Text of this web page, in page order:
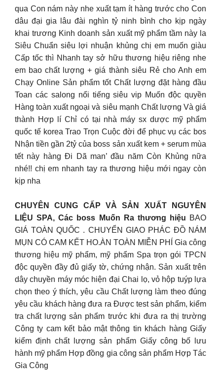
qua Con nám này nhe xuất tạm ít hàng trước cho Con
dâu đại gia lâu đài nghìn tỷ ninh bình cho kịp ngày
khai trương Kinh doanh sản xuất mỹ phẩm tầm này la
Siêu Chuẩn siêu lợi nhuận khủng chị em muốn giàu
Cấp tốc thì Nhanh tay sở hữu thương hiệu riêng nhe
em bao chất lượng + giá thành siêu Rẻ cho Anh em
Chạy Online Sản phẩm tốt Chất lượng đặt hàng đầu
Toan các salong nổi tiếng siêu vip Muốn độc quyền
Hàng toàn xuất ngoại và siêu mạnh Chất lượng Và giá
thành Hợp lí Chỉ có tại nhà máy sx dược mỹ phẩm
quốc tế korea Trao Trọn Cuộc đời để phục vụ các bos
Nhận tiền gần 2tỷ của boss sản xuất kem + serum mùa
tết này hàng Đi Dã man’ đầu năm Còn Khủng nữa
nhé!! chị em nhanh tay ra thương hiệu mới ngay còn
kịp nha
CHUYÊN CUNG CẤP VÀ SẢN XUẤT NGUYÊN
LIỆU SPA, Các boss Muốn Ra thương hiệu BAO
GIÁ TOÀN QUỐC . CHUYỂN GIAO PHÁC ĐỒ NÁM
MỤN CÓ CAM KẾT HO.ÀN TOÀN MIỄN PHÍ Gia công
thương hiệu mỹ phẩm, mỹ phẩm Spa trọn gói TPCN
độc quyền đầy đủ giấy tờ, chứng nhận. Sản xuất trên
dây chuyền máy móc hiện đại Chai lọ, vỏ hộp tuýp lựa
chọn theo ý thích, yêu cầu Chất lượng làm theo đúng
yêu cầu khách hàng đưa ra Được test sản phẩm, kiểm
tra chất lượng sản phẩm trước khi đưa ra thị trường
Công ty cam kết bảo mật thông tin khách hàng Giấy
kiểm định chất lượng sản phẩm Giấy công bố lưu
hành mỹ phẩm Hợp đồng gia công sản phẩm Hợp Tác
Gia Công